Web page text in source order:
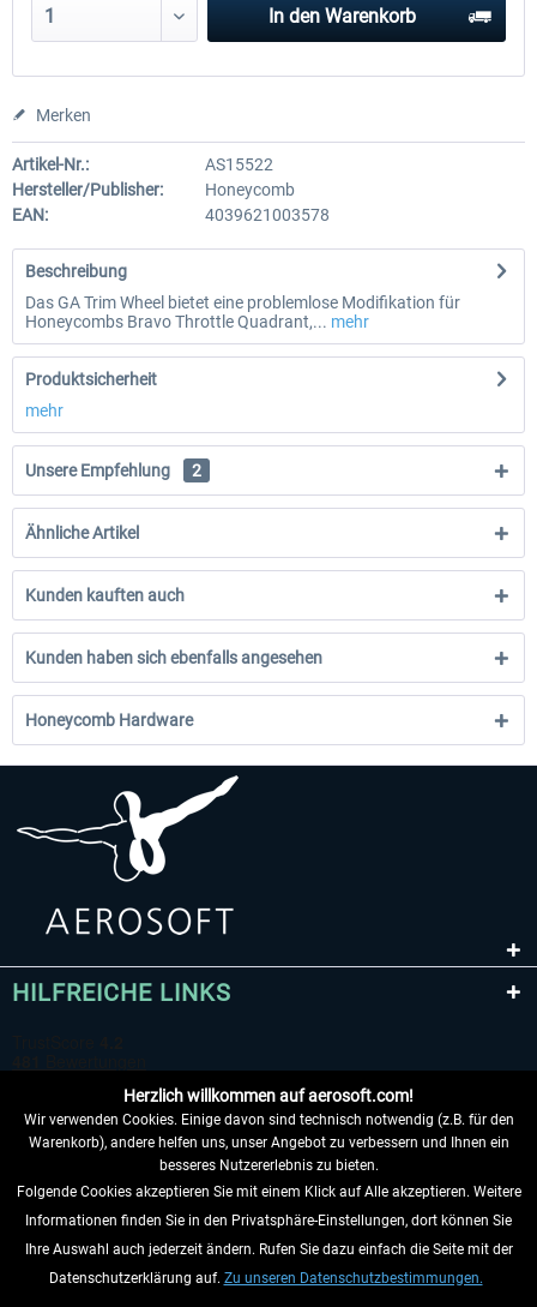
In den Warenkorb
Merken
Artikel-Nr.:
AS15522
Hersteller/Publisher:
Honeycomb
EAN:
4039621003578
Beschreibung
Das GA Trim Wheel bietet eine problemlose Modifikation für
Honeycombs Bravo Throttle Quadrant,... mehr
Produktsicherheit
mehr
Unsere Empfehlung 2
Ähnliche Artikel
Kunden kauften auch
Kunden haben sich ebenfalls angesehen
Honeycomb Hardware
HILFREICHE LINKS
VERTRAG WIDERRUFEN
INFORMATIONEN
Herzlich willkommen auf aerosoft.com!
Wir verwenden Cookies. Einige davon sind technisch notwendig (z.B. für den
Warenkorb), andere helfen uns, unser Angebot zu verbessern und Ihnen ein
besseres Nutzererlebnis zu bieten.
Folgende Cookies akzeptieren Sie mit einem Klick auf Alle akzeptieren. Weitere
Informationen finden Sie in den Privatsphäre-Einstellungen, dort können Sie
Ihre Auswahl auch jederzeit ändern. Rufen Sie dazu einfach die Seite mit der
Datenschutzerklärung auf. Zu unseren Datenschutzbestimmungen.